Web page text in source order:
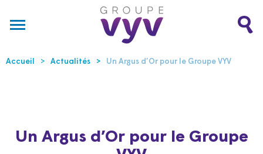
Accueil Actualités Un Argus d’Or pour le Groupe VYV
Un Argus d’Or pour le Groupe